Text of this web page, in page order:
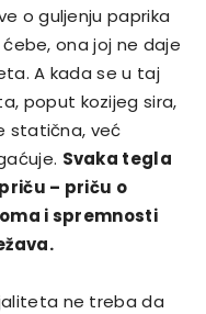
o guljenju paprika
ona joj ne daje
A kada se u taj
poput kozijeg sira,
statična, već
Svaka tegla
– priču o
i spremnosti
ne treba da